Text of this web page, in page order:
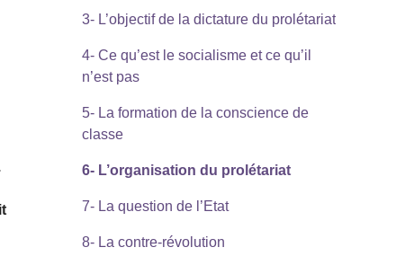
3- L’objectif de la dictature du prolétariat
4- Ce qu’est le socialisme et ce qu’il
n’est pas
5- La formation de la conscience de
classe
6- L’organisation du prolétariat
7- La question de l’Etat
8- La contre-révolution